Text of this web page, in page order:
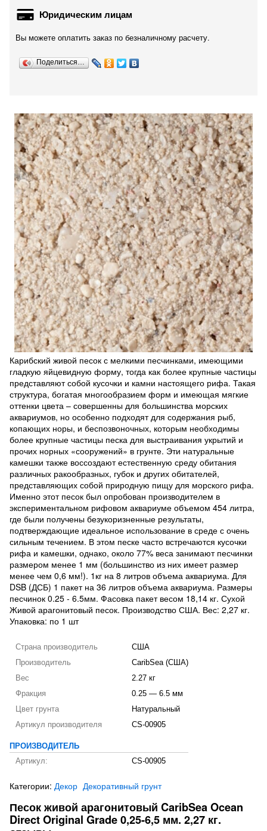
Юридическим лицам
Вы можете оплатить заказ по безналичному расчету.
Поделиться…
Карибский живой песок с мелкими песчинками, имеющими
гладкую яйцевидную форму, тогда как более крупные частицы
представляют собой кусочки и камни настоящего рифа. Такая
структура, богатая многообразием форм и имеющая мягкие
оттенки цвета – совершенны для большинства морских
аквариумов, но особенно подходят для содержания рыб,
копающих норы, и беспозвоночных, которым необходимы
более крупные частицы песка для выстраивания укрытий и
прочих норных «сооружений» в грунте. Эти натуральные
камешки также воссоздают естественную среду обитания
различных ракообразных, губок и других обитателей,
представляющих собой природную пищу для морского рифа.
Именно этот песок был опробован производителем в
экспериментальном рифовом аквариуме объемом 454 литра,
где были получены безукоризненные результаты,
подтверждающие идеальное использование в среде с очень
сильным течением. В этом песке часто встречаются кусочки
рифа и камешки, однако, около 77% веса занимают песчинки
размером менее 1 мм (большинство из них имеет размер
менее чем 0,6 мм!). 1кг на 8 литров объема аквариума. Для
DSB (ДСБ) 1 пакет на 36 литров объема аквариума. Размеры
песчинок 0.25 - 6.5мм. Фасовка пакет весом 18,14 кг. Сухой
Живой арагонитовый песок. Производство США. Вес: 2,27 кг.
Упаковка: по 1 шт
Страна производитель
США
Производитель
CaribSea (США)
Вес
2.27 кг
Фракция
0.25 — 6.5 мм
Цвет грунта
Натуральный
Артикул производителя
CS-00905
ПРОИЗВОДИТЕЛЬ
Артикул:
CS-00905
Категории: Декор Декоративный грунт
Песок живой арагонитовый CaribSea Ocean
Direct Original Grade 0,25-6,5 мм. 2,27 кг.